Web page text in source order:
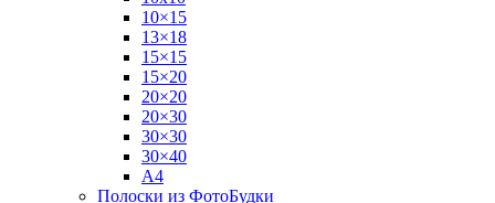
10×15
13×18
15×15
15×20
20×20
20×30
30×30
30×40
A4
Полоски из ФотоБудки